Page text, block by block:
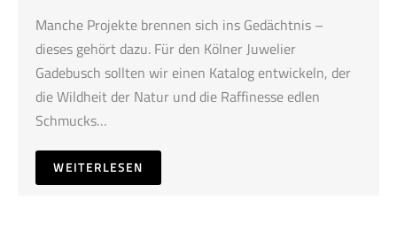
Manche Projekte brennen sich ins Gedächtnis –
dieses gehört dazu. Für den Kölner Juwelier
Gadebusch sollten wir einen Katalog entwickeln, der
die Wildheit der Natur und die Raffinesse edlen
Schmucks…
WEITERLESEN